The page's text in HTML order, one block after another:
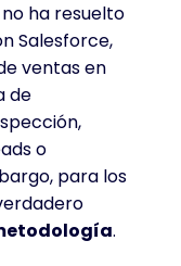
ha resuelto
Salesforce,
ventas en
de
o
para los
.